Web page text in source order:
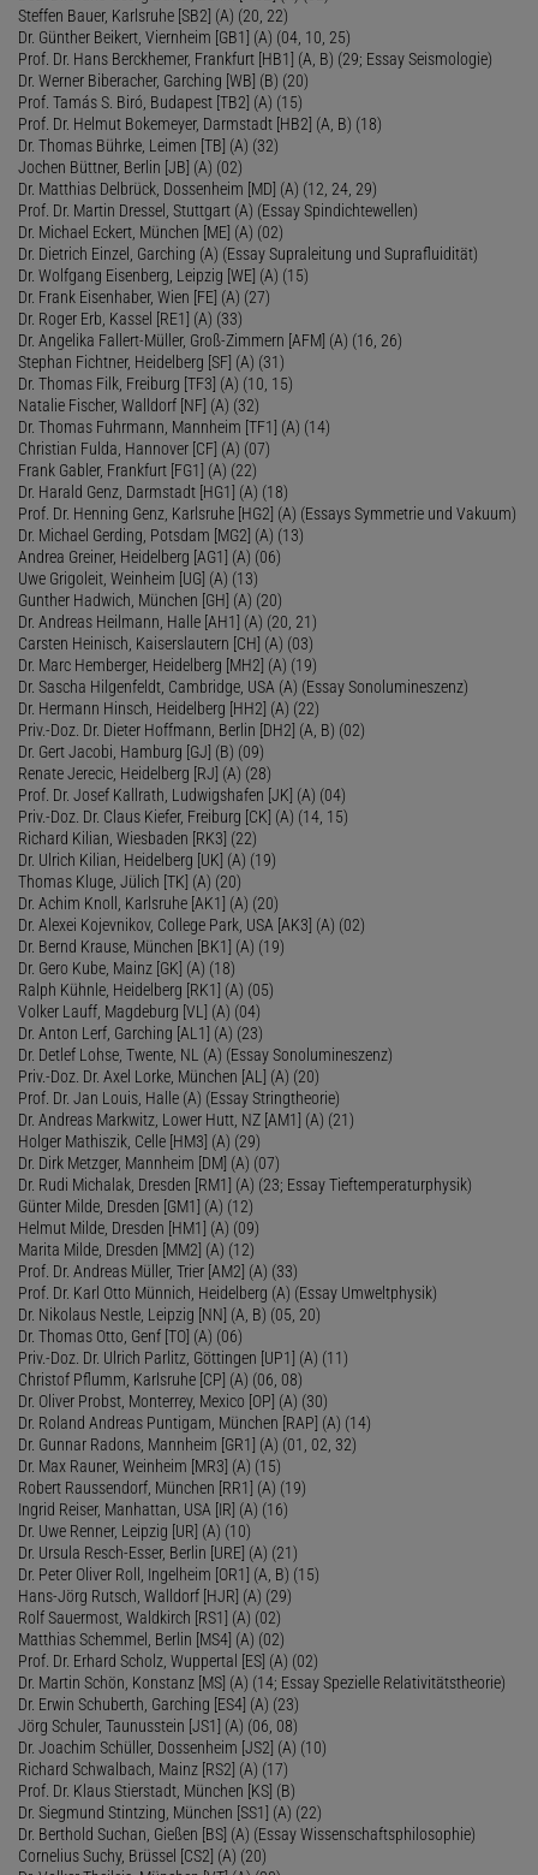
Steffen Bauer, Karlsruhe [SB2] (A) (20, 22)
Dr. Günther Beikert, Viernheim [GB1] (A) (04, 10, 25)
Prof. Dr. Hans Berckhemer, Frankfurt [HB1] (A, B) (29; Essay Seismologie)
Dr. Werner Biberacher, Garching [WB] (B) (20)
Prof. Tamás S. Biró, Budapest [TB2] (A) (15)
Prof. Dr. Helmut Bokemeyer, Darmstadt [HB2] (A, B) (18)
Dr. Thomas Bührke, Leimen [TB] (A) (32)
Jochen Büttner, Berlin [JB] (A) (02)
Dr. Matthias Delbrück, Dossenheim [MD] (A) (12, 24, 29)
Prof. Dr. Martin Dressel, Stuttgart (A) (Essay Spindichtewellen)
Dr. Michael Eckert, München [ME] (A) (02)
Dr. Dietrich Einzel, Garching (A) (Essay Supraleitung und Suprafluidität)
Dr. Wolfgang Eisenberg, Leipzig [WE] (A) (15)
Dr. Frank Eisenhaber, Wien [FE] (A) (27)
Dr. Roger Erb, Kassel [RE1] (A) (33)
Dr. Angelika Fallert-Müller, Groß-Zimmern [AFM] (A) (16, 26)
Stephan Fichtner, Heidelberg [SF] (A) (31)
Dr. Thomas Filk, Freiburg [TF3] (A) (10, 15)
Natalie Fischer, Walldorf [NF] (A) (32)
Dr. Thomas Fuhrmann, Mannheim [TF1] (A) (14)
Christian Fulda, Hannover [CF] (A) (07)
Frank Gabler, Frankfurt [FG1] (A) (22)
Dr. Harald Genz, Darmstadt [HG1] (A) (18)
Prof. Dr. Henning Genz, Karlsruhe [HG2] (A) (Essays Symmetrie und Vakuum)
Dr. Michael Gerding, Potsdam [MG2] (A) (13)
Andrea Greiner, Heidelberg [AG1] (A) (06)
Uwe Grigoleit, Weinheim [UG] (A) (13)
Gunther Hadwich, München [GH] (A) (20)
Dr. Andreas Heilmann, Halle [AH1] (A) (20, 21)
Carsten Heinisch, Kaiserslautern [CH] (A) (03)
Dr. Marc Hemberger, Heidelberg [MH2] (A) (19)
Dr. Sascha Hilgenfeldt, Cambridge, USA (A) (Essay Sonolumineszenz)
Dr. Hermann Hinsch, Heidelberg [HH2] (A) (22)
Priv.-Doz. Dr. Dieter Hoffmann, Berlin [DH2] (A, B) (02)
Dr. Gert Jacobi, Hamburg [GJ] (B) (09)
Renate Jerecic, Heidelberg [RJ] (A) (28)
Prof. Dr. Josef Kallrath, Ludwigshafen [JK] (A) (04)
Priv.-Doz. Dr. Claus Kiefer, Freiburg [CK] (A) (14, 15)
Richard Kilian, Wiesbaden [RK3] (22)
Dr. Ulrich Kilian, Heidelberg [UK] (A) (19)
Thomas Kluge, Jülich [TK] (A) (20)
Dr. Achim Knoll, Karlsruhe [AK1] (A) (20)
Dr. Alexei Kojevnikov, College Park, USA [AK3] (A) (02)
Dr. Bernd Krause, München [BK1] (A) (19)
Dr. Gero Kube, Mainz [GK] (A) (18)
Ralph Kühnle, Heidelberg [RK1] (A) (05)
Volker Lauff, Magdeburg [VL] (A) (04)
Dr. Anton Lerf, Garching [AL1] (A) (23)
Dr. Detlef Lohse, Twente, NL (A) (Essay Sonolumineszenz)
Priv.-Doz. Dr. Axel Lorke, München [AL] (A) (20)
Prof. Dr. Jan Louis, Halle (A) (Essay Stringtheorie)
Dr. Andreas Markwitz, Lower Hutt, NZ [AM1] (A) (21)
Holger Mathiszik, Celle [HM3] (A) (29)
Dr. Dirk Metzger, Mannheim [DM] (A) (07)
Dr. Rudi Michalak, Dresden [RM1] (A) (23; Essay Tieftemperaturphysik)
Günter Milde, Dresden [GM1] (A) (12)
Helmut Milde, Dresden [HM1] (A) (09)
Marita Milde, Dresden [MM2] (A) (12)
Prof. Dr. Andreas Müller, Trier [AM2] (A) (33)
Prof. Dr. Karl Otto Münnich, Heidelberg (A) (Essay Umweltphysik)
Dr. Nikolaus Nestle, Leipzig [NN] (A, B) (05, 20)
Dr. Thomas Otto, Genf [TO] (A) (06)
Priv.-Doz. Dr. Ulrich Parlitz, Göttingen [UP1] (A) (11)
Christof Pflumm, Karlsruhe [CP] (A) (06, 08)
Dr. Oliver Probst, Monterrey, Mexico [OP] (A) (30)
Dr. Roland Andreas Puntigam, München [RAP] (A) (14)
Dr. Gunnar Radons, Mannheim [GR1] (A) (01, 02, 32)
Dr. Max Rauner, Weinheim [MR3] (A) (15)
Robert Raussendorf, München [RR1] (A) (19)
Ingrid Reiser, Manhattan, USA [IR] (A) (16)
Dr. Uwe Renner, Leipzig [UR] (A) (10)
Dr. Ursula Resch-Esser, Berlin [URE] (A) (21)
Dr. Peter Oliver Roll, Ingelheim [OR1] (A, B) (15)
Hans-Jörg Rutsch, Walldorf [HJR] (A) (29)
Rolf Sauermost, Waldkirch [RS1] (A) (02)
Matthias Schemmel, Berlin [MS4] (A) (02)
Prof. Dr. Erhard Scholz, Wuppertal [ES] (A) (02)
Dr. Martin Schön, Konstanz [MS] (A) (14; Essay Spezielle Relativitätstheorie)
Dr. Erwin Schuberth, Garching [ES4] (A) (23)
Jörg Schuler, Taunusstein [JS1] (A) (06, 08)
Dr. Joachim Schüller, Dossenheim [JS2] (A) (10)
Richard Schwalbach, Mainz [RS2] (A) (17)
Prof. Dr. Klaus Stierstadt, München [KS] (B)
Dr. Siegmund Stintzing, München [SS1] (A) (22)
Dr. Berthold Suchan, Gießen [BS] (A) (Essay Wissenschaftsphilosophie)
Cornelius Suchy, Brüssel [CS2] (A) (20)